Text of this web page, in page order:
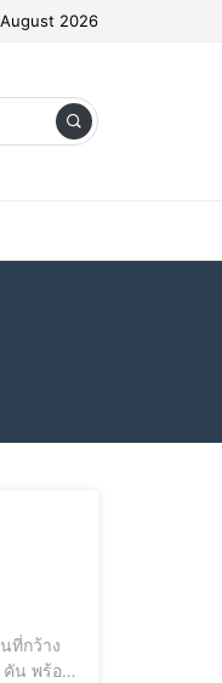
2026
ที่กว้าง
น พร้อม